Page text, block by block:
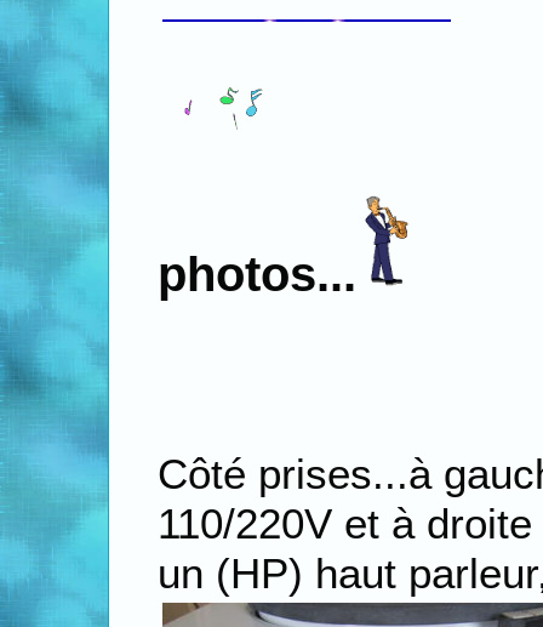
photos...
Côté prises...à
110/220V et à
un (HP) haut